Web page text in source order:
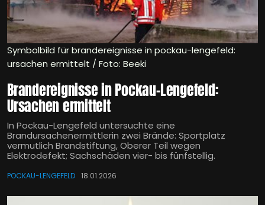
Symbolbild für brandereignisse in pockau-lengefeld:
ursachen ermittelt / Foto: Beeki
Brandereignisse in Pockau-Lengefeld:
Ursachen ermittelt
In Pockau-Lengefeld untersuchte eine
Brandursachenermittlerin zwei Brände: Sportplatz
vermutlich Brandstiftung, Oberer Teil wegen
Elektrodefekt; Sachschäden vier- bis fünfstellig.
POCKAU-LENGEFELD 18.01.2026